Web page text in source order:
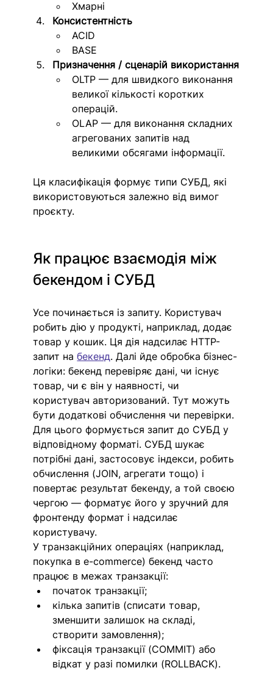
Хмарні
Консистентність
ACID
BASE
Призначення / сценарій використання
OLTP — для швидкого виконання
великої кількості коротких
операцій.
OLAP — для виконання складних
агрегованих запитів над
великими обсягами інформації.
Ця класифікація формує типи СУБД, які
використовуються залежно від вимог
проєкту.
Як працює взаємодія між
бекендом і СУБД
Усе починається із запиту. Користувач
робить дію у продукті, наприклад, додає
товар у кошик. Ця дія надсилає HTTP-
запит на бекенд. Далі йде обробка бізнес-
логіки: бекенд перевіряє дані, чи існує
товар, чи є він у наявності, чи
користувач авторизований. Тут можуть
бути додаткові обчислення чи перевірки.
Для цього формується запит до СУБД у
відповідному форматі. СУБД шукає
потрібні дані, застосовує індекси, робить
обчислення (JOIN, агрегати тощо) і
повертає результат бекенду, а той своєю
чергою — форматує його у зручний для
фронтенду формат і надсилає
користувачу.
У транзакційних операціях (наприклад,
покупка в e-commerce) бекенд часто
працює в межах транзакції:
початок транзакції;
кілька запитів (списати товар,
зменшити залишок на складі,
створити замовлення);
фіксація транзакції (COMMIT) або
відкат у разі помилки (ROLLBACK).